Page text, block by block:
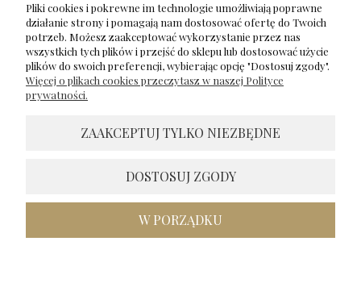
O Mnie
Bestsellery
Bransoletki
Dostawa i płatność
Zwroty i reklamacje
Polityka prywatności
Pliki cookies i pokrewne im technologie umożliwiają poprawne
działanie strony i pomagają nam dostosować ofertę do Twoich
potrzeb. Możesz zaakceptować wykorzystanie przez nas
wszystkich tych plików i przejść do sklepu lub dostosować użycie
plików do swoich preferencji, wybierając opcję "Dostosuj zgody".
Więcej o plikach cookies przeczytasz w naszej Polityce
prywatności.
ZAAKCEPTUJ TYLKO NIEZBĘDNE
DOSTOSUJ ZGODY
W PORZĄDKU